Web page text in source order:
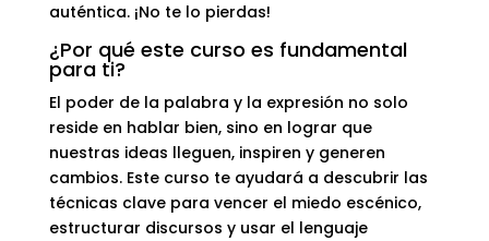
auténtica. ¡No te lo pierdas!
¿Por qué este curso es fundamental
para ti?
El poder de la palabra y la expresión no solo
reside en hablar bien, sino en lograr que
nuestras ideas lleguen, inspiren y generen
cambios. Este curso te ayudará a descubrir las
técnicas clave para vencer el miedo escénico,
estructurar discursos y usar el lenguaje